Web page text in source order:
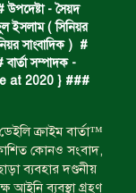
উপদেষ্টা - সৈয়দ
ইসলাম ( সিনিয়র
সাংবাদিক ) #
সম্পাদক -
at 2020 } ###
ক্রাইম বার্তা™
কোনও সংবাদ,
ব্যবহার দণ্ডনীয়
আইনি ব্যবস্থা গ্রহণ